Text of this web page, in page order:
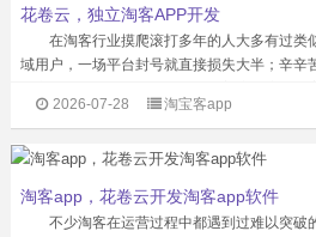
花卷云，独立淘客APP开发
在淘客行业摸爬滚打多年的人大多有过类
域用户，一场平台封号就直接损失大半；辛辛
淘客APP，本质上就是给自己搭建一...
2026-07-28 淘宝客app
淘客app，花卷云开发淘客app软件
不少淘客在运营过程中都遇到过难以突破